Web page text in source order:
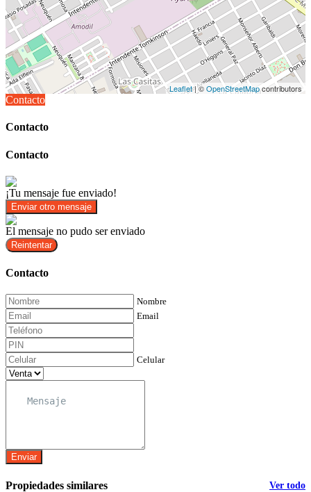
Leaflet| ©OpenStreetMapcontributors
Contacto
Contacto
Contacto
¡Tu mensaje fue enviado!
Enviar otro mensaje
El mensaje no pudo ser enviado
Reintentar
Contacto
Nombre
Email
Celular
Enviar
Propiedades similares Ver todo